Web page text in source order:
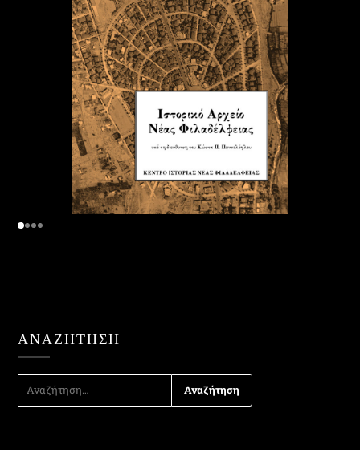
ΑΝΑΖΉΤΗΣΗ
ΑΝΑΖΉΤΗΣΗ
ΓΙΑ: